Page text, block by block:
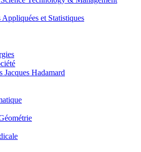
et Statistiques
Hadamard